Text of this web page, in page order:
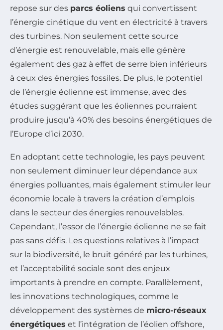
repose sur des parcs éoliens qui convertissent
l’énergie cinétique du vent en électricité à travers
des turbines. Non seulement cette source
d’énergie est renouvelable, mais elle génère
également des gaz à effet de serre bien inférieurs
à ceux des énergies fossiles. De plus, le potentiel
de l’énergie éolienne est immense, avec des
études suggérant que les éoliennes pourraient
produire jusqu’à 40% des besoins énergétiques de
l’Europe d’ici 2030.
En adoptant cette technologie, les pays peuvent
non seulement diminuer leur dépendance aux
énergies polluantes, mais également stimuler leur
économie locale à travers la création d’emplois
dans le secteur des énergies renouvelables.
Cependant, l’essor de l’énergie éolienne ne se fait
pas sans défis. Les questions relatives à l’impact
sur la biodiversité, le bruit généré par les turbines,
et l’acceptabilité sociale sont des enjeux
importants à prendre en compte. Parallèlement,
les innovations technologiques, comme le
développement des systèmes de micro-réseaux
énergétiques et l’intégration de l’éolien offshore,